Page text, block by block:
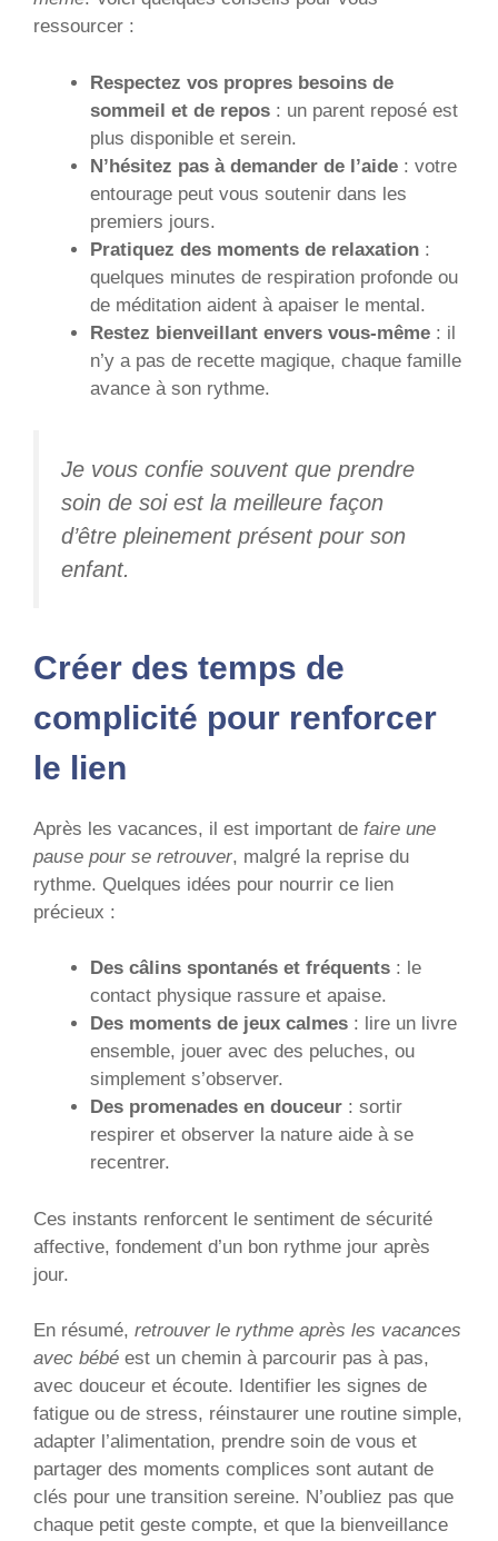
ressourcer :
Respectez vos propres besoins de
sommeil et de repos : un parent reposé est
plus disponible et serein.
N’hésitez pas à demander de l’aide : votre
entourage peut vous soutenir dans les
premiers jours.
Pratiquez des moments de relaxation :
quelques minutes de respiration profonde ou
de méditation aident à apaiser le mental.
Restez bienveillant envers vous-même : il
n’y a pas de recette magique, chaque famille
avance à son rythme.
Je vous confie souvent que prendre
soin de soi est la meilleure façon
d’être pleinement présent pour son
enfant.
Créer des temps de
complicité pour renforcer
le lien
Après les vacances, il est important de faire une
pause pour se retrouver, malgré la reprise du
rythme. Quelques idées pour nourrir ce lien
précieux :
Des câlins spontanés et fréquents : le
contact physique rassure et apaise.
Des moments de jeux calmes : lire un livre
ensemble, jouer avec des peluches, ou
simplement s’observer.
Des promenades en douceur : sortir
respirer et observer la nature aide à se
recentrer.
Ces instants renforcent le sentiment de sécurité
affective, fondement d’un bon rythme jour après
jour.
En résumé, retrouver le rythme après les vacances
avec bébé est un chemin à parcourir pas à pas,
avec douceur et écoute. Identifier les signes de
fatigue ou de stress, réinstaurer une routine simple,
adapter l’alimentation, prendre soin de vous et
partager des moments complices sont autant de
clés pour une transition sereine. N’oubliez pas que
chaque petit geste compte, et que la bienveillance